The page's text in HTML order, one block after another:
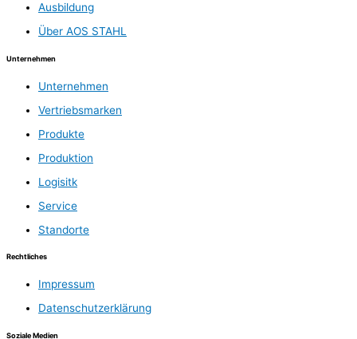
Ausbildung
Über AOS STAHL
Unternehmen
Unternehmen
Vertriebsmarken
Produkte
Produktion
Logisitk
Service
Standorte
Rechtliches
Impressum
Datenschutzerklärung
Soziale Medien